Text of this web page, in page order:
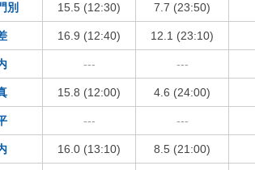
別 15.5 (12:30) 7.7 (23:50)
16.9 (12:40) 12.1 (23:10)
--- ---
15.8 (12:00) 4.6 (24:00)
--- ---
16.0 (13:10) 8.5 (21:00)